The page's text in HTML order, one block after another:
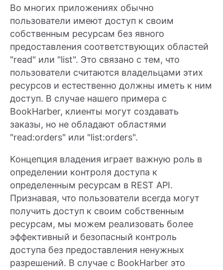
Во многих приложениях обычно
пользователи имеют доступ к своим
собственным ресурсам без явного
предоставления соответствующих областей
"read" или "list". Это связано с тем, что
пользователи считаются владельцами этих
ресурсов и естественно должны иметь к ним
доступ. В случае нашего примера с
BookHarber, клиенты могут создавать
заказы, но не обладают областями
"read:orders" или "list:orders".
Концепция владения играет важную роль в
определении контроля доступа к
определенным ресурсам в REST API.
Признавая, что пользователи всегда могут
получить доступ к своим собственным
ресурсам, мы можем реализовать более
эффективный и безопасный контроль
доступа без предоставления ненужных
разрешений. В случае с BookHarber это